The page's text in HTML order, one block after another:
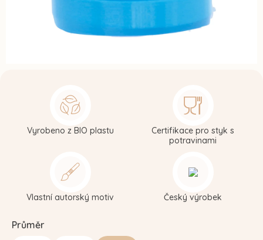
Průměr
Vyrobeno z BIO plastu
Certifikace pro styk s
potravinami
Vlastní autorský motiv Český výrobek